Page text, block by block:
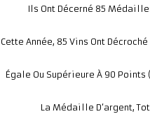
Ils Ont Décerné 85
Cette Année, 85 Vins Ont
Égale Ou Supérieure À 90 Points
La Médaille D’argent,